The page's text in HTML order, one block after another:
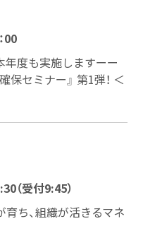
00
度も実施しますーー
セミナー』 第1弾！ ＜
（受付9:45）
育ち、組織が活きるマネ